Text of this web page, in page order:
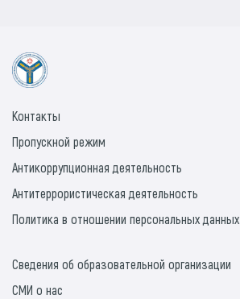
Контакты
Пропускной режим
Антикоррупционная деятельность
Антитеррористическая деятельность
Политика в отношении персональных данных
Сведения об образовательной организации
СМИ о нас